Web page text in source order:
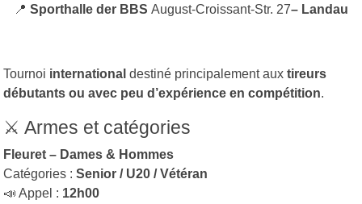
📍 Sporthalle der BBS August-Croissant-Str. 27– Landau
Tournoi international destiné principalement aux tireurs
débutants ou avec peu d’expérience en compétition.
⚔️ Armes et catégories
Fleuret – Dames & Hommes
Catégories : Senior / U20 / Vétéran
📣 Appel : 12h00